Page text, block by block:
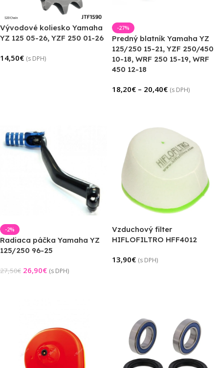
Vývodové koliesko Yamaha
YZ 125 05-26, YZF 250 01-26
14,50€ (s DPH)
-27%
Predný blatník Yamaha YZ
125/250 15-21, YZF 250/450
10-18, WRF 250 15-19, WRF
450 12-18
18,20€ – 20,40€ (s DPH)
-2%
Radiaca páčka Yamaha YZ
125/250 96-25
27,50€ 26,90€ (s DPH)
Vzduchový filter
HIFLOFILTRO HFF4012
13,90€ (s DPH)